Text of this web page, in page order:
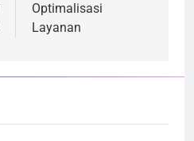
Optimalisasi
Layanan